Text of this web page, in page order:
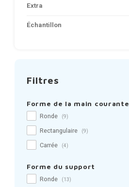
Extra
Échantillon
Filtres
Forme de la main courante
Ronde (9)
Rectangulaire (9)
Carrée (4)
Forme du support
Ronde (13)